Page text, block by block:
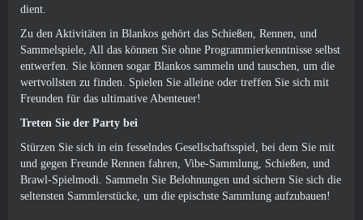
dient.
Zu den Aktivitäten in Blankos gehört das Schießen, Rennen, und
Sammelspiele, All das können Sie ohne Programmierkenntnisse selbst
entwerfen. Sie können sogar Blankos sammeln und tauschen, um die
wertvollsten zu finden. Spielen Sie alleine oder treffen Sie sich mit
Freunden für das ultimative Abenteuer!
Treten Sie der Party bei
Stürzen Sie sich in ein fesselndes Gesellschaftsspiel, bei dem Sie mit
und gegen Freunde Rennen fahren, Vibe-Sammlung, Schießen, und
Brawl-Spielmodi. Sammeln Sie Belohnungen und sichern Sie sich die
seltensten Sammlerstücke, um die epischste Sammlung aufzubauen!